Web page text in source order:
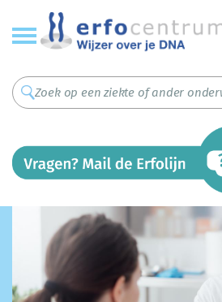
Overslaan
en
naar
inhoud
gaan